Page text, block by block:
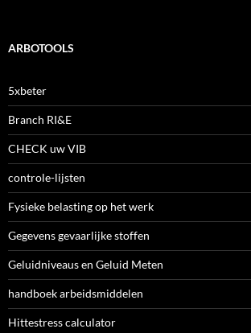
ARBOTOOLS
5xbeter
Branch RI&E
CHECK uw VIB
controle-lijsten
Fysieke belasting op het werk
Gegevens gevaarlijke stoffen
Geluidniveaus en Geluid Meten
handboek arbeidsmiddelen
Hittestress calculator